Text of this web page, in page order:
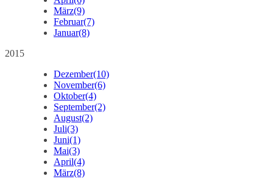
März(9)
Februar(7)
Januar(8)
2015
Dezember(10)
November(6)
Oktober(4)
September(2)
August(2)
Juli(3)
Juni(1)
Mai(3)
April(4)
März(8)